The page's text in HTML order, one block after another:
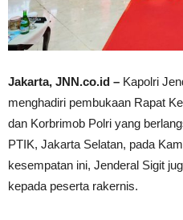
Jakarta, JNN.co.id – Kapolri
menghadiri pembukaan Rapat
dan Korbrimob Polri yang
PTIK, Jakarta Selatan, pada
kesempatan ini, Jenderal Sigit
kepada peserta rakernis.